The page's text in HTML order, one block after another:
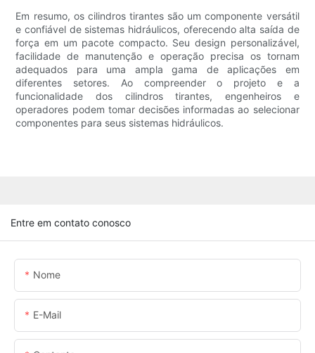
Em resumo, os cilindros tirantes são um componente versátil
e confiável de sistemas hidráulicos, oferecendo alta saída de
força em um pacote compacto. Seu design personalizável,
facilidade de manutenção e operação precisa os tornam
adequados para uma ampla gama de aplicações em
diferentes setores. Ao compreender o projeto e a
funcionalidade dos cilindros tirantes, engenheiros e
operadores podem tomar decisões informadas ao selecionar
componentes para seus sistemas hidráulicos.
Entre em contato conosco
Nome
E-Mail